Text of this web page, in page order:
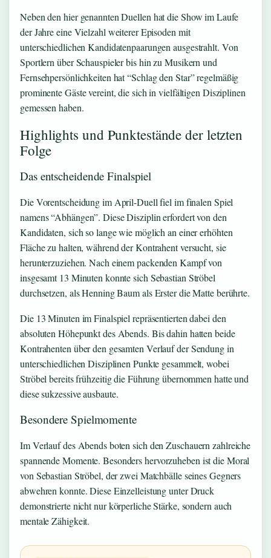
Neben den hier genannten Duellen hat die Show im Laufe
der Jahre eine Vielzahl weiterer Episoden mit
unterschiedlichen Kandidatenpaarungen ausgestrahlt. Von
Sportlern über Schauspieler bis hin zu Musikern und
Fernsehpersönlichkeiten hat “Schlag den Star” regelmäßig
prominente Gäste vereint, die sich in vielfältigen Disziplinen
gemessen haben.
Highlights und Punktestände der letzten
Folge
Das entscheidende Finalspiel
Die Vorentscheidung im April-Duell fiel im finalen Spiel
namens “Abhängen”. Diese Disziplin erfordert von den
Kandidaten, sich so lange wie möglich an einer erhöhten
Fläche zu halten, während der Kontrahent versucht, sie
herunterzuziehen. Nach einem packenden Kampf von
insgesamt 13 Minuten konnte sich Sebastian Ströbel
durchsetzen, als Henning Baum als Erster die Matte berührte.
Die 13 Minuten im Finalspiel repräsentierten dabei den
absoluten Höhepunkt des Abends. Bis dahin hatten beide
Kontrahenten über den gesamten Verlauf der Sendung in
unterschiedlichen Disziplinen Punkte gesammelt, wobei
Ströbel bereits frühzeitig die Führung übernommen hatte und
diese sukzessive ausbaute.
Besondere Spielmomente
Im Verlauf des Abends boten sich den Zuschauern zahlreiche
spannende Momente. Besonders hervorzuheben ist die Moral
von Sebastian Ströbel, der zwei Matchbälle seines Gegners
abwehren konnte. Diese Einzelleistung unter Druck
demonstrierte nicht nur körperliche Stärke, sondern auch
mentale Zähigkeit.